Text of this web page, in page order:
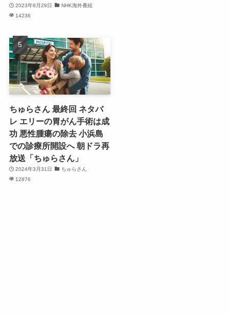
2023年8月29日
NHK海外番組
14236
ちゅらさん 最終回 ネタバ
レ エリーの胃がん手術は成
功 悪性腫瘍の除去 小浜島
での診療所開設へ 朝ドラ再
放送「ちゅらさん」
2024年3月31日
ちゅらさん
12876